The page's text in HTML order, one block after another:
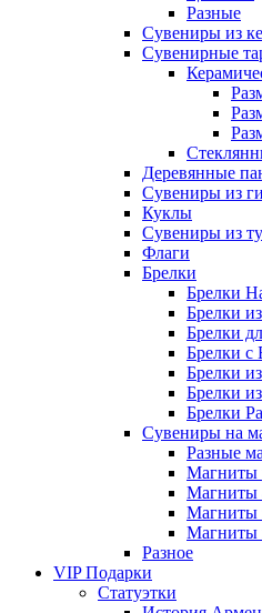
Разные
Сувениры из
Сувенирные
Деревянные
Сувениры из
Куклы
Сувениры из
Флаги
Брелки
Брелки
Брелки
Брелки
Брелки с
Брелки
Брелки
Брелки
Сувениры на
Разные
Магниты
Магниты
Магниты
Магниты
Разное
VIP Подарки
Статуэтки